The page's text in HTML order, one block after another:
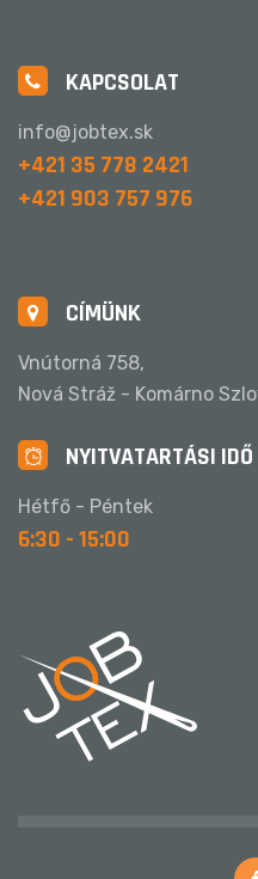
KAPCSOLAT
info@jobtex.sk
+421 35 778 2421
+421 903 757 976
CÍMÜNK
Vnútorná 758,
Nová Stráž - Komárno
NYITVATARTÁSI IDŐ
Hétfő - Péntek
6:30 - 15:00